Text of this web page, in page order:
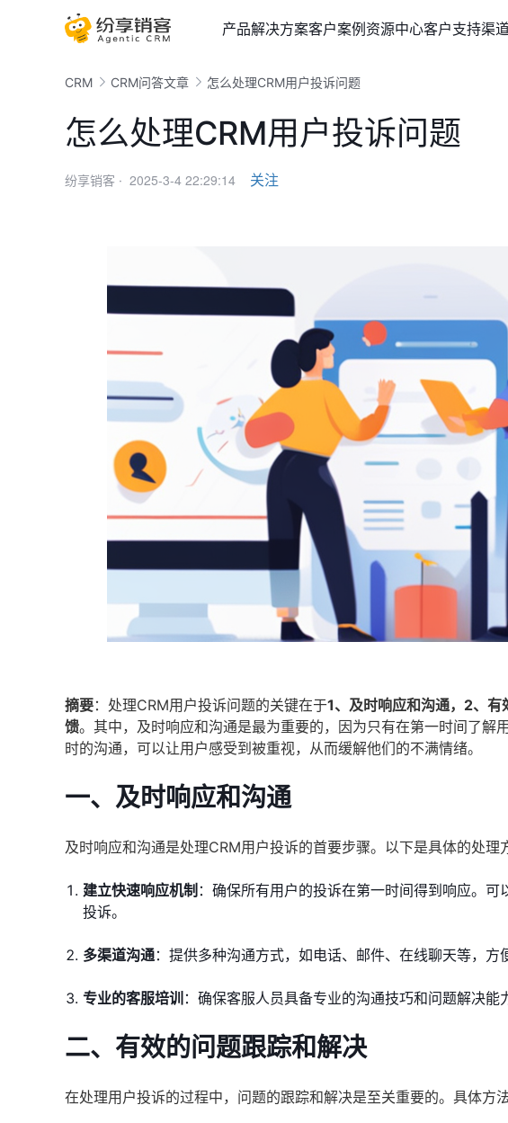
产品解决方案客户案例资源中心客户支持渠
CRM CRM问答文章 怎么处理CRM用户投诉问题
怎么处理CRM用户投诉问题
纷享销客 · 2025-3-4 22:29:14 关注
摘要：处理CRM用户投诉问题的关键在于1、及时响应和沟通，2、
馈。其中，及时响应和沟通是最为重要的，因为只有在第一时间了解
时的沟通，可以让用户感受到被重视，从而缓解他们的不满情绪。
一、及时响应和沟通
及时响应和沟通是处理CRM用户投诉的首要步骤。以下是具体的处理
建立快速响应机制 ：确保所有用户的投诉在第一时间得到响应。
投诉。
多渠道沟通：提供多种沟通方式，如电话、邮件、在线聊天等，方
专业的客服培训 ：确保客服人员具备专业的沟通技巧和问题解决能
二、有效的问题跟踪和解决
在处理用户投诉的过程中，问题的跟踪和解决是至关重要的。具体方法